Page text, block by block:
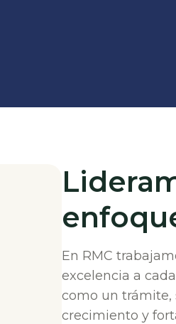
En RMC
excelencia a
como un trámite,
crecimiento y